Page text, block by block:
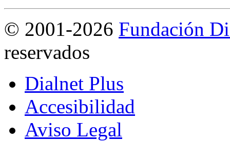
© 2001-2026 Fundación
reservados
Dialnet Plus
Accesibilidad
Aviso Legal